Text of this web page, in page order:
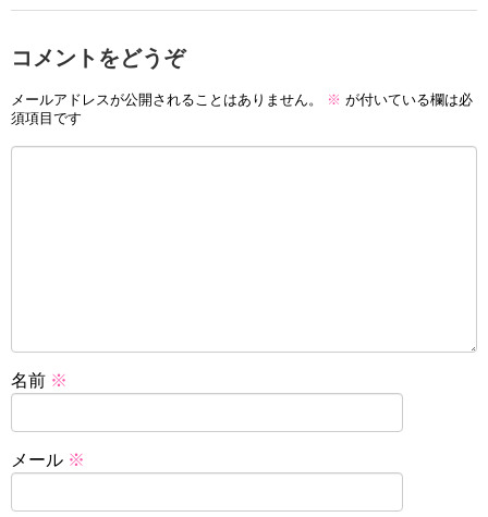
コメントをどうぞ
メールアドレスが公開されることはありません。 ※ が付いている欄は必
須項目です
名前 ※
メール ※